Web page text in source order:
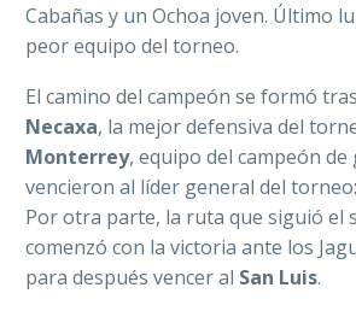
Cabañas y un Ochoa joven. Último
peor equipo del torneo.
El camino del campeón se formó
Necaxa, la mejor defensiva del
Monterrey, equipo del campeón de
vencieron al líder general del torneo:
Por otra parte, la ruta que siguió el
comenzó con la victoria ante los
para después vencer al San Luis.